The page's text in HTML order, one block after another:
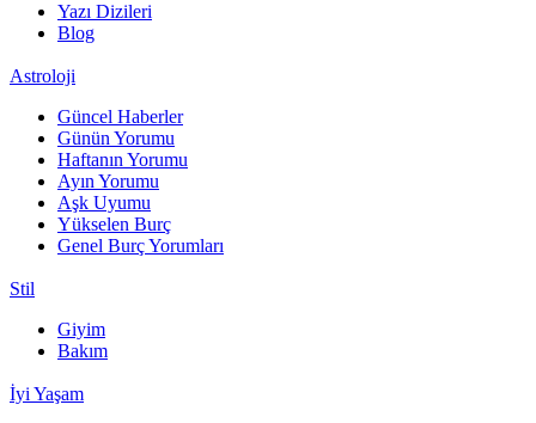
Yazı Dizileri
Blog
Astroloji
Güncel Haberler
Günün Yorumu
Haftanın Yorumu
Ayın Yorumu
Aşk Uyumu
Yükselen Burç
Genel Burç Yorumları
Stil
Giyim
Bakım
İyi Yaşam